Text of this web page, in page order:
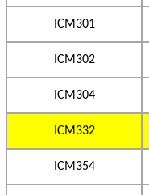
ICM301
ICM302
ICM304
ICM332
ICM354